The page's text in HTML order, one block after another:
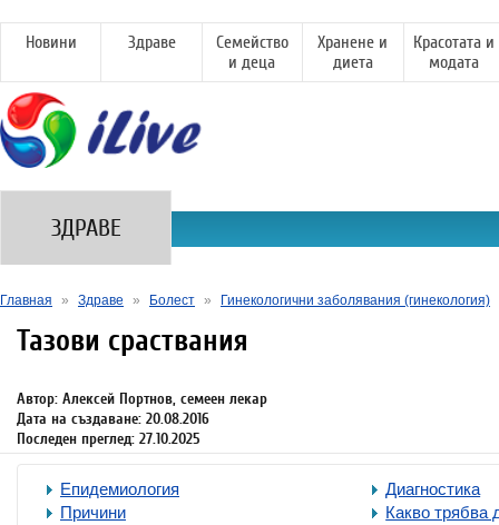
Новини Здраве
Семейство
и деца
Хранене и
диета
Красотата и
модата
ЗДРАВЕ
Главная » Здраве » Болест » Гинекологични заболявания (гинекология)
Тазови сраствания
Автор: Алексей Портнов, семеен лекар
Дата на създаване: 20.08.2016
Последен преглед: 27.10.2025
Епидемиология
Причини
Диагностика
Какво трябва